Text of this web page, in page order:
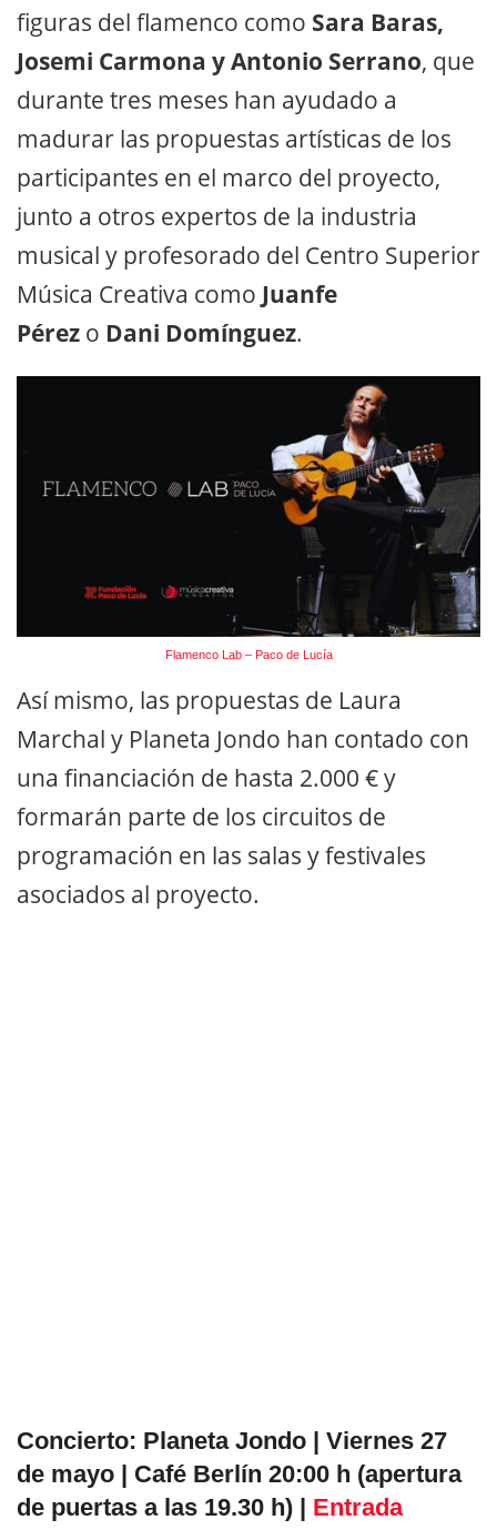
figuras del flamenco como Sara Baras,
Josemi Carmona y Antonio Serrano, que
durante tres meses han ayudado a
madurar las propuestas artísticas de los
participantes en el marco del proyecto,
junto a otros expertos de la industria
musical y profesorado del Centro Superior
Música Creativa como Juanfe
Pérez o Dani Domínguez.
Flamenco Lab – Paco de Lucía
Así mismo, las propuestas de Laura
Marchal y Planeta Jondo han contado con
una financiación de hasta 2.000 € y
formarán parte de los circuitos de
programación en las salas y festivales
asociados al proyecto.
Concierto: Planeta Jondo | Viernes 27
de mayo | Café Berlín 20:00 h (apertura
de puertas a las 19.30 h) | Entrada